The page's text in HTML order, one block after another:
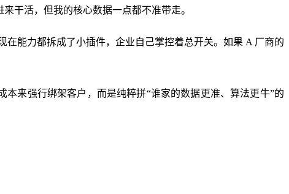
干活，但我的核心数据一点都不准带走。
能力都拆成了小插件，企业自己掌控着总开关。如果 A 厂商的
来强行绑架客户，而是纯粹拼“谁家的数据更准、算法更牛”的